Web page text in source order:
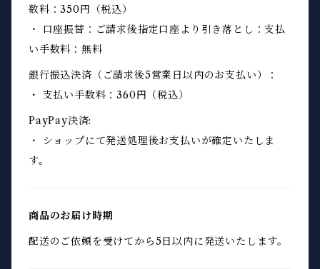
数料：350円（税込）
・ 口座振替：ご請求後指定口座より引き落とし：支払
い手数料：無料
銀行振込決済（ご請求後5営業日以内のお支払い）：
・ 支払い手数料：360円（税込）
PayPay決済:
・ ショップにて発送処理後お支払いが確定いたしま
す。
商品のお届け時期
配送のご依頼を受けてから5日以内に発送いたします。